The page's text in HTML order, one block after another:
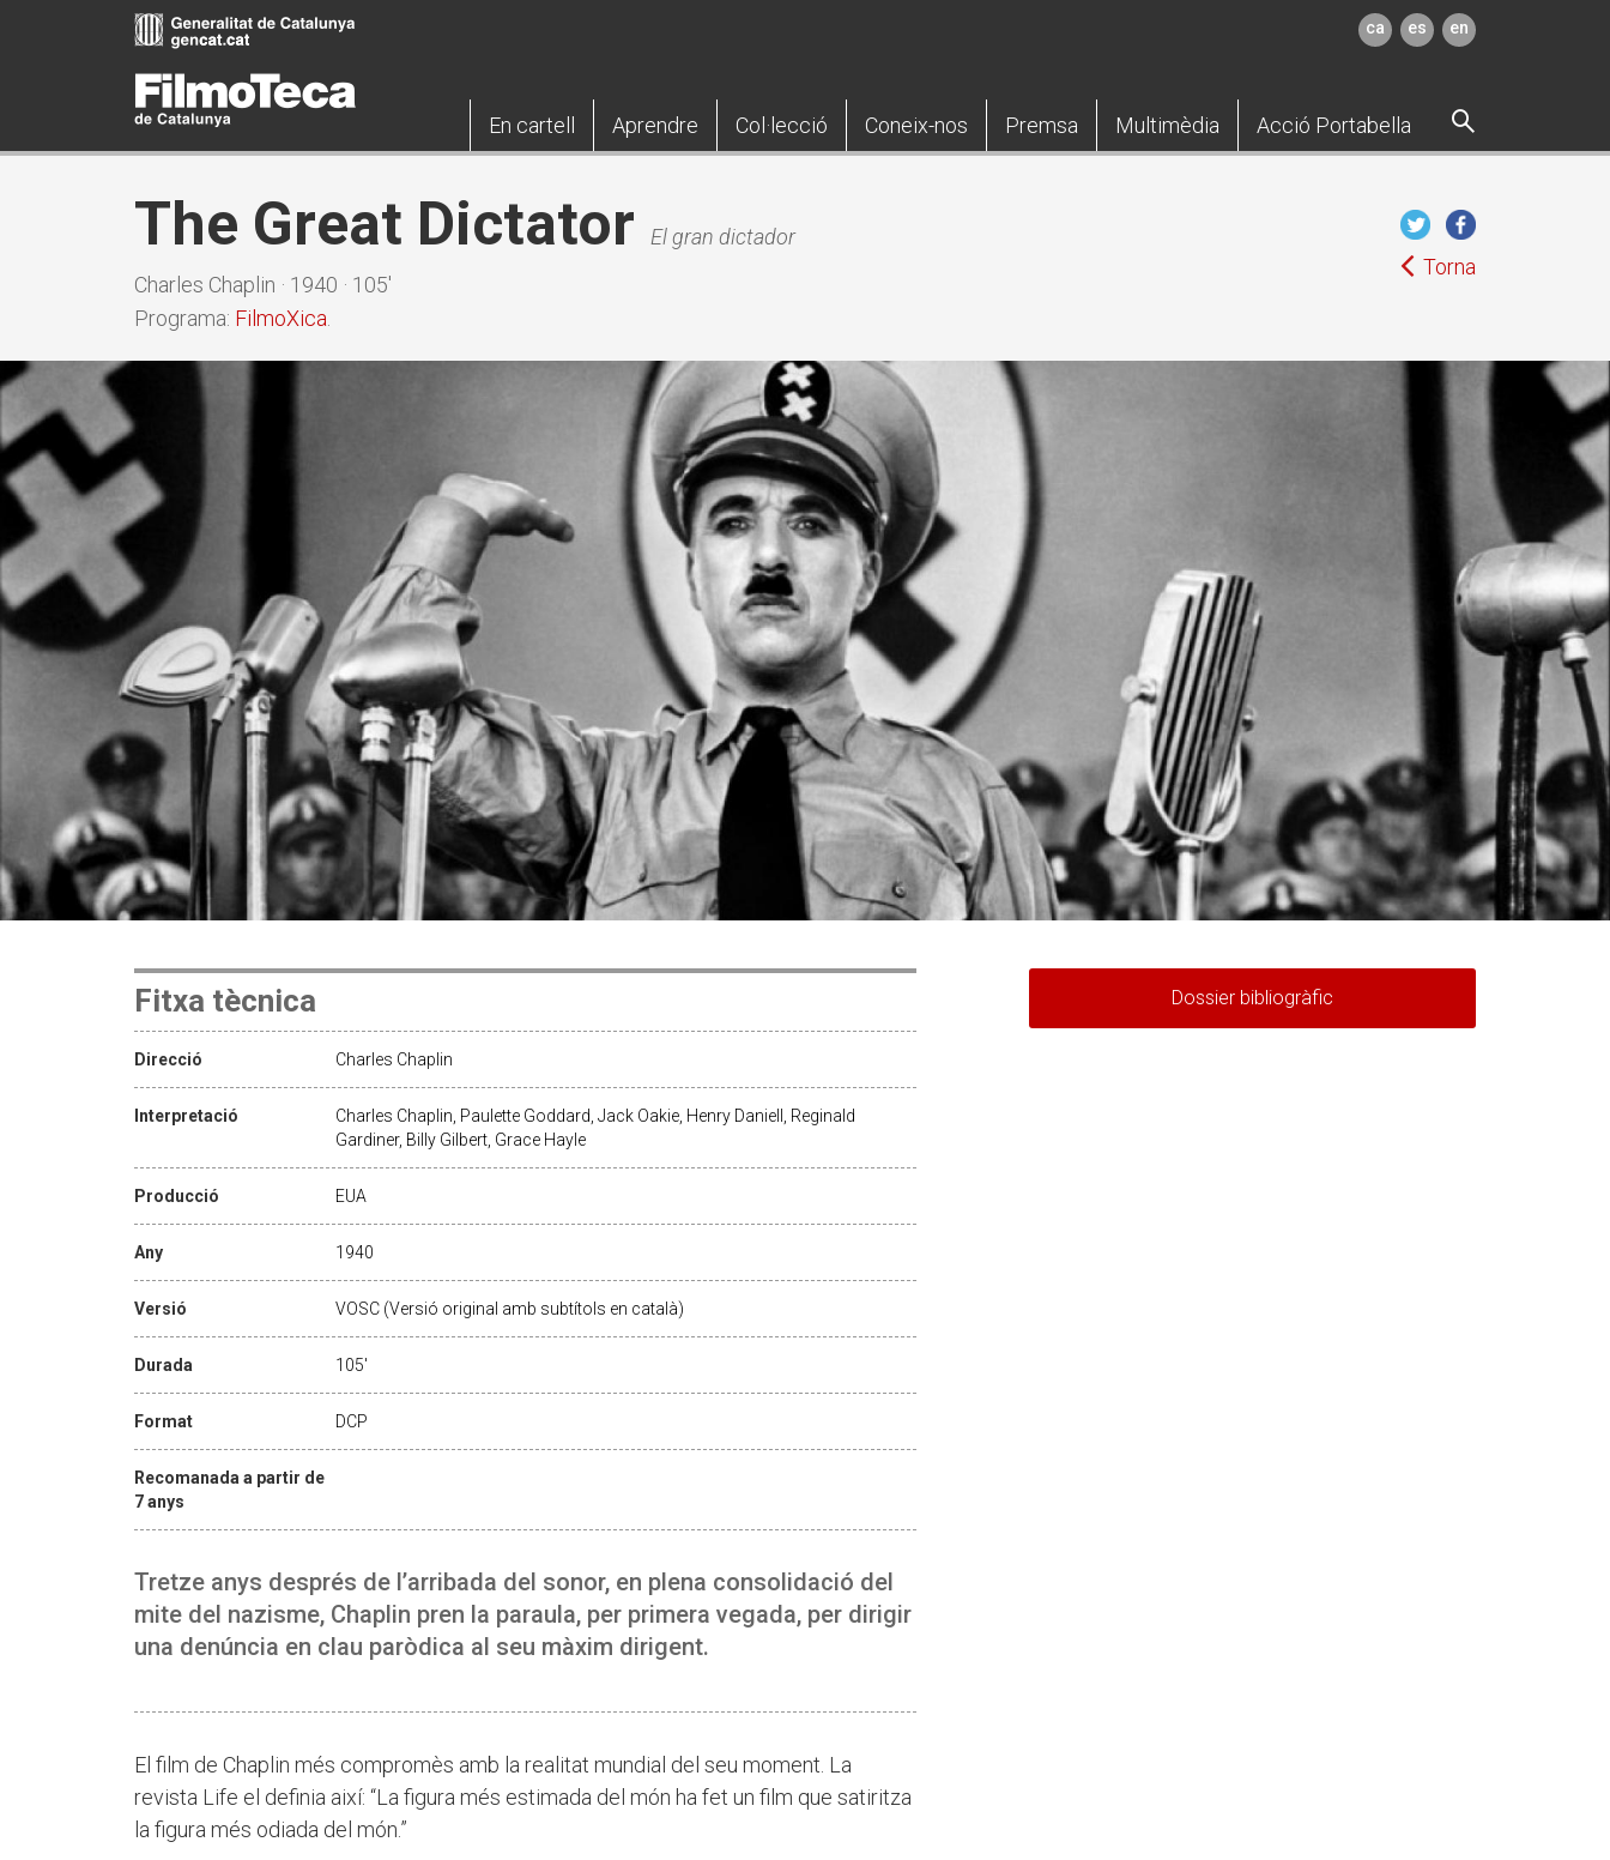
ca es en
En cartell Aprendre Col·lecció Coneix-nos Premsa Multimèdia Acció Portabella
The Great Dictator
El gran dictador
Charles Chaplin · 1940 · 105'
Programa: FilmoXica
Torna
Fitxa tècnica
Direcció Charles Chaplin
Interpretació
Charles Chaplin, Paulette Goddard, Jack Oakie, Henry Daniell, Reginald
Gardiner, Billy Gilbert, Grace Hayle
Producció EUA
Any 1940
Versió VOSC (Versió original amb subtítols en català)
Durada 105'
Format DCP
Recomanada a partir de
7 anys
Tretze anys després de l’arribada del sonor, en plena consolidació del
mite del nazisme, Chaplin pren la paraula, per primera vegada, per dirigir
una denúncia en clau paròdica al seu màxim dirigent.
El film de Chaplin més compromès amb la realitat mundial del seu moment. La
revista Life el definia així: “La figura més estimada del món ha fet un film que satiritza
la figura més odiada del món.”
Dossier bibliogràfic